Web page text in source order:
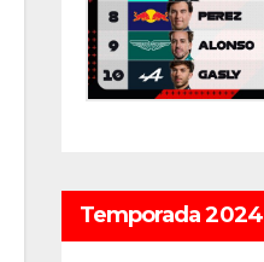
Temporada 2024